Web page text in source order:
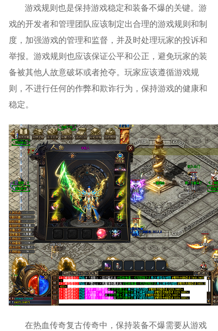
游戏规则也是保持游戏稳定和装备不爆的关键。游
戏的开发者和管理团队应该制定出合理的游戏规则和制
度，加强游戏的管理和监督，并及时处理玩家的投诉和
举报。游戏规则也应该保证公平和公正，避免玩家的装
备被其他人故意破坏或者抢夺。玩家应该遵循游戏规
则，不进行任何的作弊和欺诈行为，保持游戏的健康和
稳定。
在热血传奇复古传奇中，保持装备不爆需要从游戏